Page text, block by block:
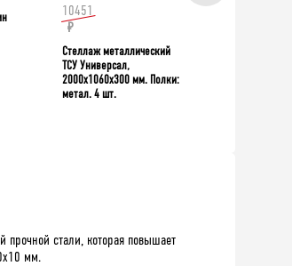
10451
₽
Стеллаж металлический
ТСУ Универсал,
2000x1060x300 мм. Полки:
метал. 4 шт.
стали, которая повышает
мм.